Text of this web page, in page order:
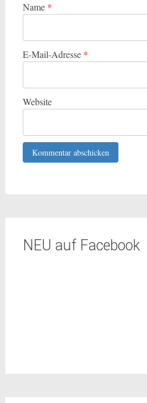
Name *
E-Mail-Adresse *
Website
NEU auf Facebook